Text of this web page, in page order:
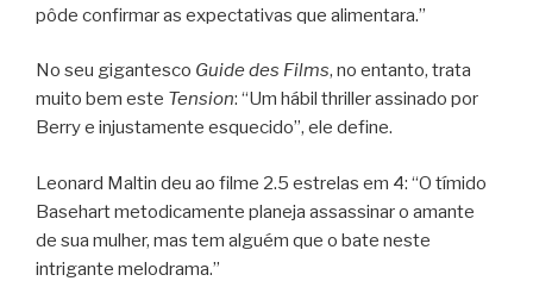
pôde confirmar as expectativas que alimentara.”
No seu gigantesco Guide des Films, no entanto, trata
muito bem este Tension: “Um hábil thriller assinado por
Berry e injustamente esquecido”, ele define.
Leonard Maltin deu ao filme 2.5 estrelas em 4: “O tímido
Basehart metodicamente planeja assassinar o amante
de sua mulher, mas tem alguém que o bate neste
intrigante melodrama.”